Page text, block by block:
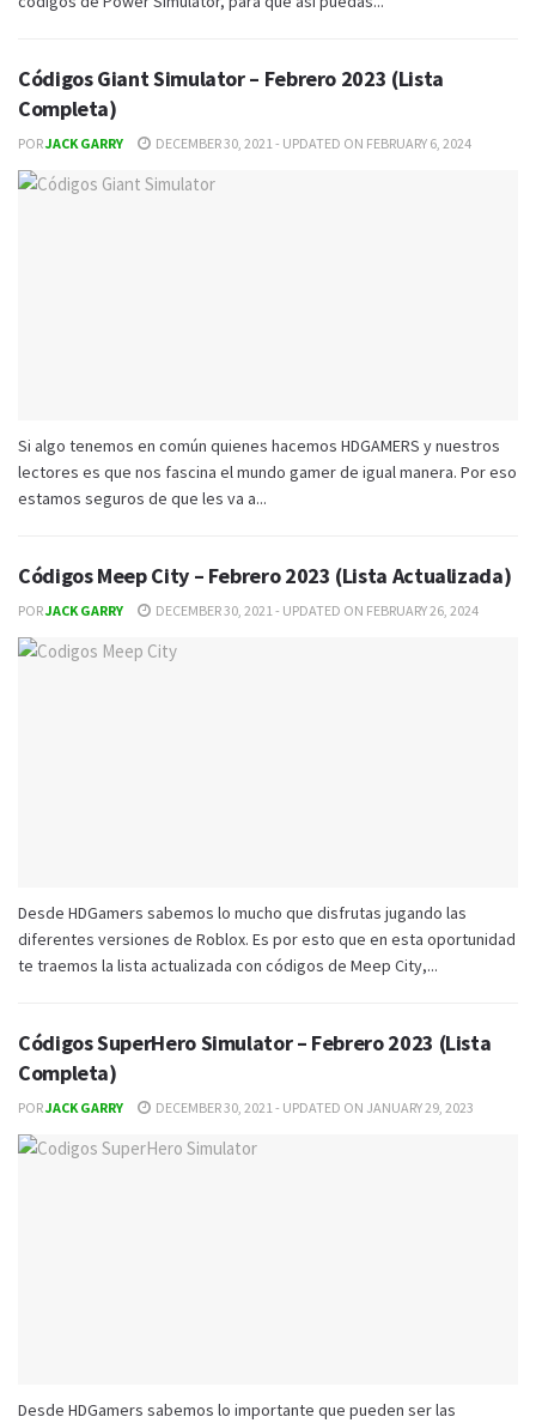
Códigos Giant Simulator – Febrero 2023 (Lista
Completa)
PORJACK GARRY DECEMBER 30, 2021 - UPDATED ON FEBRUARY 6, 2024
Si algo tenemos en común quienes hacemos HDGAMERS y nuestros
lectores es que nos fascina el mundo gamer de igual manera. Por eso
estamos seguros de que les va a...
Códigos Meep City – Febrero 2023 (Lista Actualizada)
PORJACK GARRY DECEMBER 30, 2021 - UPDATED ON FEBRUARY 26, 2024
Desde HDGamers sabemos lo mucho que disfrutas jugando las
diferentes versiones de Roblox. Es por esto que en esta oportunidad
te traemos la lista actualizada con códigos de Meep City,...
Códigos SuperHero Simulator – Febrero 2023 (Lista
Completa)
PORJACK GARRY DECEMBER 30, 2021 - UPDATED ON JANUARY 29, 2023
Desde HDGamers sabemos lo importante que pueden ser las